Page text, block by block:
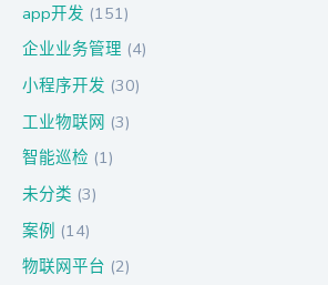
app开发 (151)
企业业务管理 (4)
小程序开发 (30)
工业物联网 (3)
智能巡检 (1)
未分类 (3)
案例 (14)
物联网平台 (2)